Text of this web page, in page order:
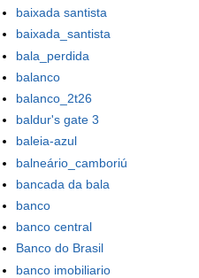
baixada santista
baixada_santista
bala_perdida
balanco
balanco_2t26
baldur's gate 3
baleia-azul
balneário_camboriú
bancada da bala
banco
banco central
Banco do Brasil
banco imobiliario